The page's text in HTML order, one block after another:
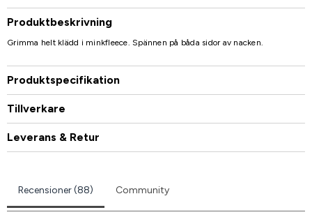
Produktbeskrivning
Grimma helt klädd i minkfleece. Spännen på båda sidor av nacken.
Produktspecifikation
Tillverkare
Leverans & Retur
Recensioner (88) Community